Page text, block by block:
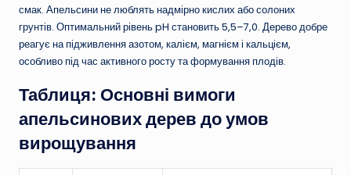
смак. Апельсини не люблять надмірно кислих або солоних
грунтів. Оптимальний рівень pH становить 5,5–7,0. Дерево добре
реагує на підживлення азотом, калієм, магнієм і кальцієм,
особливо під час активного росту та формування плодів.
Таблиця: Основні вимоги
апельсинових дерев до умов
вирощування